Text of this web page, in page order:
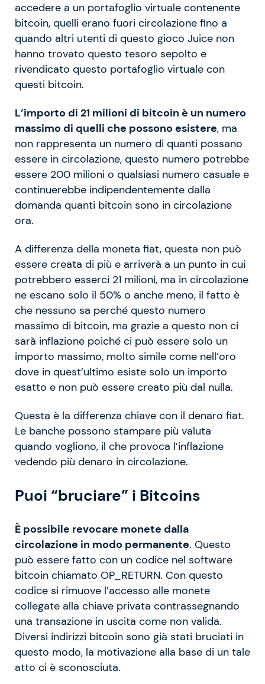
accedere a un portafoglio virtuale contenente
bitcoin, quelli erano fuori circolazione fino a
quando altri utenti di questo gioco Juice non
hanno trovato questo tesoro sepolto e
rivendicato questo portafoglio virtuale con
questi bitcoin.
L’importo di 21 milioni di bitcoin è un numero
massimo di quelli che possono esistere, ma
non rappresenta un numero di quanti possano
essere in circolazione, questo numero potrebbe
essere 200 milioni o qualsiasi numero casuale e
continuerebbe indipendentemente dalla
domanda quanti bitcoin sono in circolazione
ora.
A differenza della moneta fiat, questa non può
essere creata di più e arriverà a un punto in cui
potrebbero esserci 21 milioni, ma in circolazione
ne escano solo il 50% o anche meno, il fatto è
che nessuno sa perché questo numero
massimo di bitcoin, ma grazie a questo non ci
sarà inflazione poiché ci può essere solo un
importo massimo, molto simile come nell’oro
dove in quest’ultimo esiste solo un importo
esatto e non può essere creato più dal nulla.
Questa è la differenza chiave con il denaro fiat.
Le banche possono stampare più valuta
quando vogliono, il che provoca l’inflazione
vedendo più denaro in circolazione.
Puoi “bruciare” i Bitcoins
È possibile revocare monete dalla
circolazione in modo permanente. Questo
può essere fatto con un codice nel software
bitcoin chiamato OP_RETURN. Con questo
codice si rimuove l’accesso alle monete
collegate alla chiave privata contrassegnando
una transazione in uscita come non valida.
Diversi indirizzi bitcoin sono già stati bruciati in
questo modo, la motivazione alla base di un tale
atto ci è sconosciuta.